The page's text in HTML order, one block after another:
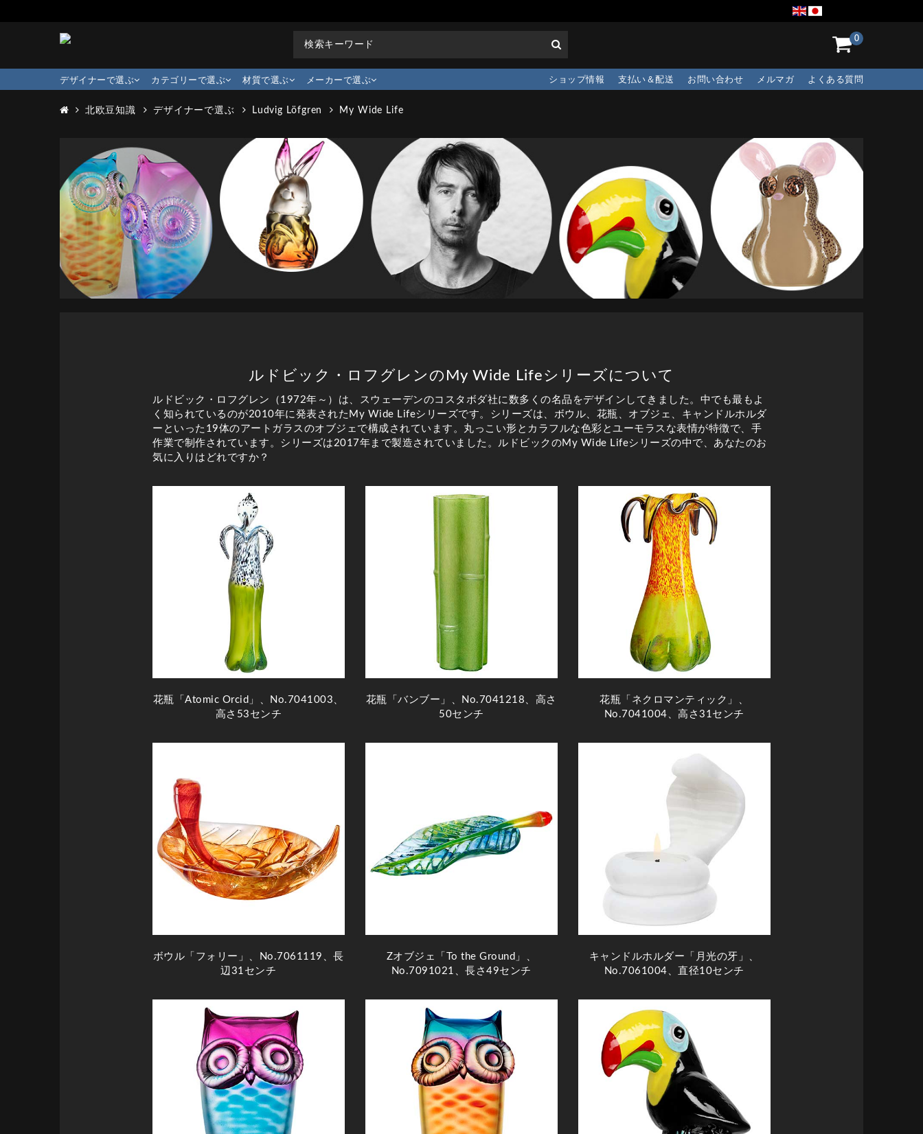
0
デザイナーで選ぶ カテゴリーで選ぶ 材質で選ぶ メーカーで選ぶ よくある質問
メルマガ
お問い合わせ
支払い＆配送
ショップ情報
北欧豆知識 デザイナーで選ぶ Ludvig Löfgren My Wide Life
ルドビック・ロフグレンのMy Wide Lifeシリーズについて
ルドビック・ロフグレン（1972年～）は、スウェーデンのコスタボダ社に数多くの名品をデザインしてきました。中でも最もよ
く知られているのが2010年に発表されたMy Wide Lifeシリーズです。シリーズは、ボウル、花瓶、オブジェ、キャンドルホルダ
ーといった19体のアートガラスのオブジェで構成されています。丸っこい形とカラフルな色彩とユーモラスな表情が特徴で、手
作業で制作されています。シリーズは2017年まで製造されていました。ルドビックのMy Wide Lifeシリーズの中で、あなたのお
気に入りはどれですか？
花瓶「Atomic Orcid」、No.7041003、
高さ53センチ
花瓶「バンブー」、No.7041218、高さ
50センチ
花瓶「ネクロマンティック」、
No.7041004、高さ31センチ
ボウル「フォリー」、No.7061119、長
辺31センチ
Zオブジェ「To the Ground」、
No.7091021、長さ49センチ
キャンドルホルダー「月光の牙」、
No.7061004、直径10センチ